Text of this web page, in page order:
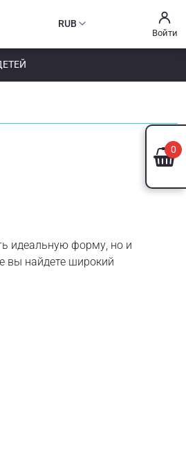
RUB
Войти
идеальную форму, но и
вы найдете широкий
0